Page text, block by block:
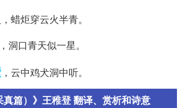
蜡炬穿云火半青。
洞口青天似一星。
，云中鸡犬洞中听。
真篇）》王稚登 翻译、赏析和诗意